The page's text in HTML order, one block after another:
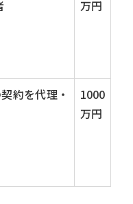
万円
約を代理・
1000
万円